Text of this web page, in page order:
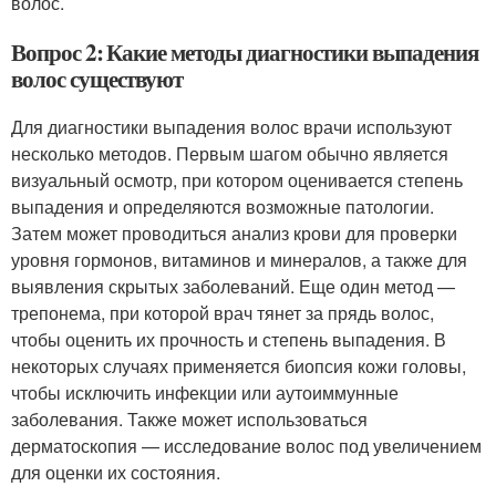
Вопрос 2: Какие методы диагностики выпадения
волос существуют
Для диагностики выпадения волос врачи используют
несколько методов. Первым шагом обычно является
визуальный осмотр, при котором оценивается степень
выпадения и определяются возможные патологии.
Затем может проводиться анализ крови для проверки
уровня гормонов, витаминов и минералов, а также для
выявления скрытых заболеваний. Еще один метод —
трепонема, при которой врач тянет за прядь волос,
чтобы оценить их прочность и степень выпадения. В
некоторых случаях применяется биопсия кожи головы,
чтобы исключить инфекции или аутоиммунные
заболевания. Также может использоваться
дерматоскопия — исследование волос под увеличением
для оценки их состояния.